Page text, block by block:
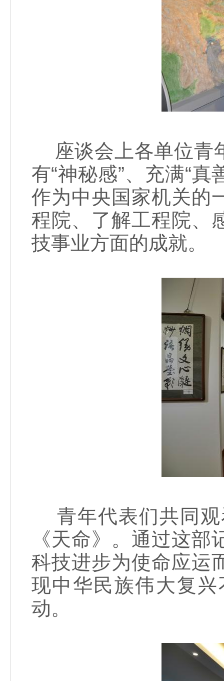
座谈会上各单位青
有“神秘感”、充满“
作为中央国家机关的
程院、了解工程院、
技事业方面的成就。
青年代表们共同观
《天命》。通过这
科技进步为使命应运
现中华民族伟大复
动。